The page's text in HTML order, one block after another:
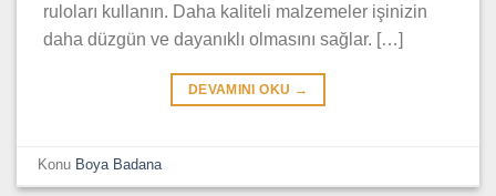
ruloları kullanın. Daha kaliteli malzemeler işinizin
daha düzgün ve dayanıklı olmasını sağlar. […]
DEVAMINI OKU →
Konu Boya Badana